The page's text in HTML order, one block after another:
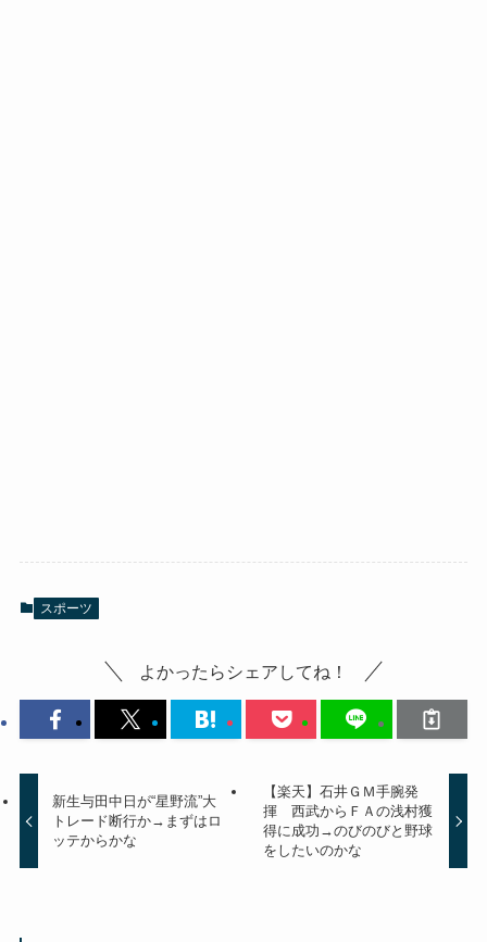
スポーツ
よかったらシェアしてね！
新生与田中日が“星野流”大
トレード断行か→まずはロ
ッテからかな
【楽天】石井ＧＭ手腕発
揮 西武からＦＡの浅村獲
得に成功→のびのびと野球
をしたいのかな